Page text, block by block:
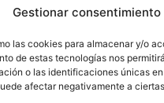
Gestionar consentimiento
las cookies para almacenar y/o
de estas tecnologías nos
o las identificaciones únicas
afectar negativamente a